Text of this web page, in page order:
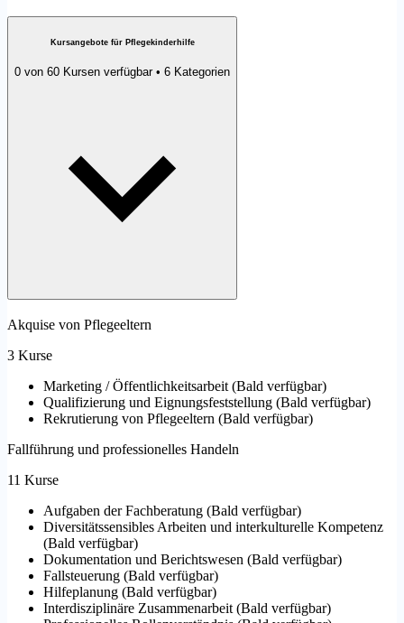
Kursangebote für Pflegekinderhilfe
0 von 60 Kursen verfügbar • 6 Kategorien
Akquise von Pflegeeltern
3 Kurse
Marketing / Öffentlichkeitsarbeit (Bald verfügbar)
Qualifizierung und Eignungsfeststellung (Bald verfügbar)
Rekrutierung von Pflegeeltern (Bald verfügbar)
Fallführung und professionelles Handeln
11 Kurse
Aufgaben der Fachberatung (Bald verfügbar)
Diversitätssensibles Arbeiten und interkulturelle Kompetenz
(Bald verfügbar)
Dokumentation und Berichtswesen (Bald verfügbar)
Fallsteuerung (Bald verfügbar)
Hilfeplanung (Bald verfügbar)
Interdisziplinäre Zusammenarbeit (Bald verfügbar)